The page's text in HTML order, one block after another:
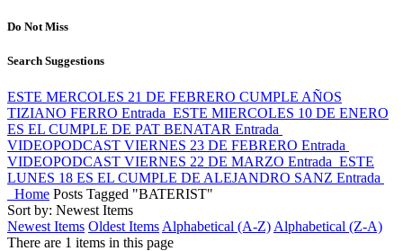
Do Not Miss
Search Suggestions
ESTE MERCOLES 21 DE FEBRERO CUMPLE AÑOS
TIZIANO FERRO Entrada ESTE MIERCOLES 10 DE ENERO
ES EL CUMPLE DE PAT BENATAR Entrada
VIDEOPODCAST VIERNES 23 DE FEBRERO Entrada
VIDEOPODCAST VIERNES 22 DE MARZO Entrada ESTE
LUNES 18 ES EL CUMPLE DE ALEJANDRO SANZ Entrada
Home Posts Tagged "BATERIST"
Sort by: Newest Items
Newest Items Oldest Items Alphabetical (A-Z) Alphabetical (Z-A)
There are 1 items in this page